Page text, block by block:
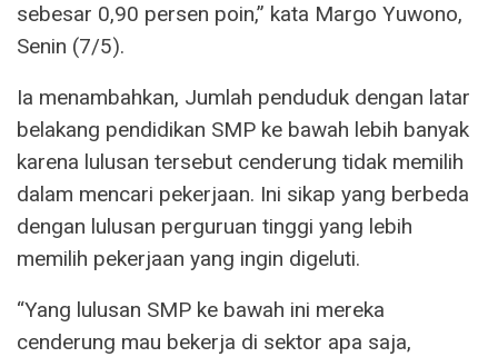
sebesar 0,90 persen poin,” kata Margo Yuwono,
Senin (7/5).
Ia menambahkan, Jumlah penduduk dengan latar
belakang pendidikan SMP ke bawah lebih banyak
karena lulusan tersebut cenderung tidak memilih
dalam mencari pekerjaan. Ini sikap yang berbeda
dengan lulusan perguruan tinggi yang lebih
memilih pekerjaan yang ingin digeluti.
“Yang lulusan SMP ke bawah ini mereka
cenderung mau bekerja di sektor apa saja,